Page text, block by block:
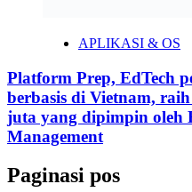
APLIKASI & OS
Platform Prep, EdTech
berbasis di Vietnam, raih
juta yang dipimpin oleh
Management
Paginasi pos